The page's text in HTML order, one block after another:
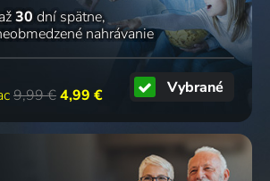
až30 dní spätne
nahrávanie
9,99 €4,99 € Vybrané